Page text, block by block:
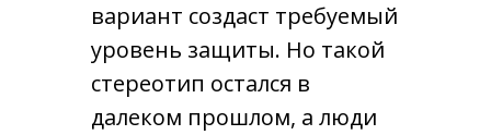
вариант создаст требуемый
уровень защиты. Но такой
стереотип остался в
далеком прошлом, а люди